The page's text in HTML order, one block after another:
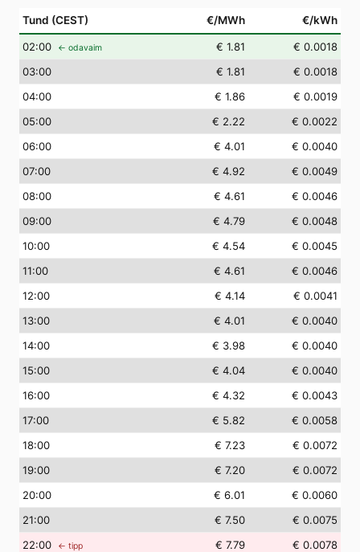
Tund (CEST) €/MWh €/kWh
02:00 ← odavaim € 1.81
€ 0.0018
03:00 € 1.81
€ 0.0018
04:00 € 1.86
€ 0.0019
05:00 € 2.22
€ 0.0022
06:00 € 4.01
€ 0.0040
07:00 € 4.92
€ 0.0049
08:00 € 4.61
€ 0.0046
09:00 € 4.79
€ 0.0048
10:00 € 4.54
€ 0.0045
11:00 € 4.61
€ 0.0046
12:00 € 4.14
€ 0.0041
13:00 € 4.01
€ 0.0040
14:00 € 3.98
€ 0.0040
15:00 € 4.04
€ 0.0040
16:00 € 4.32
€ 0.0043
17:00 € 5.82
€ 0.0058
18:00 € 7.23
€ 0.0072
19:00 € 7.20
€ 0.0072
20:00 € 6.01
€ 0.0060
21:00 € 7.50
€ 0.0075
22:00 ← tipp € 7.79
€ 0.0078